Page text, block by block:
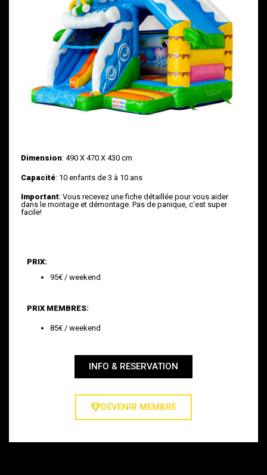
Dimension: 490 X 470 X 430 cm
Capacité: 10 enfants de 3 à 10 ans
Important: Vous recevez une fiche détaillée pour vous aider
dans le montage et démontage. Pas de panique, c’est super
facile!
PRIX:
95€ / weekend
PRIX MEMBRES:
85€ / weekend
INFO & RESERVATION
DEVENIR MEMBRE